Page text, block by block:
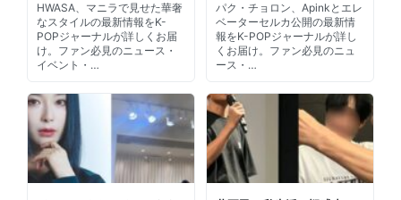
HWASA、マニラで見せた華奢
なスタイルの最新情報をK-
POPジャーナルが詳しくお届
け。ファン必見のニュース・
イベント・…
パク・チョロン、Apinkとエレ
ベーターセルカ公開の最新情
報をK-POPジャーナルが詳し
くお届け。ファン必見のニュ
ース・…